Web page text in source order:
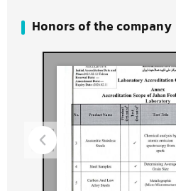
Honors of the company